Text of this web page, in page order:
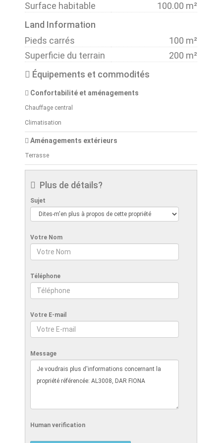
Surface habitable
100.00 m²
Land Information
Pieds carrés
100 m²
Superficie du terrain
200 m²
Équipements et commodités
Confortabilité et aménagements
Chauffage central
Climatisation
Aménagements extérieurs
Terrasse
Plus de détails?
Sujet
Votre Nom
Téléphone
Votre E-mail
Message
Human verification